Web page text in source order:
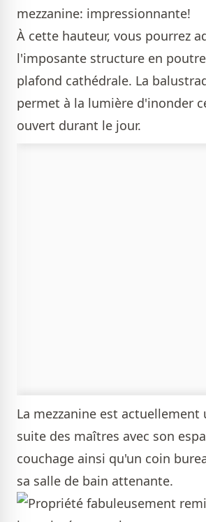
mezzanine: impressionnante!
À cette hauteur, vous pourrez
l'imposante structure en
plafond cathédrale. La
permet à la lumière d'inonder
ouvert durant le jour.
La mezzanine est
suite des maîtres avec son
couchage ainsi qu'un coin
sa salle de bain attenante.